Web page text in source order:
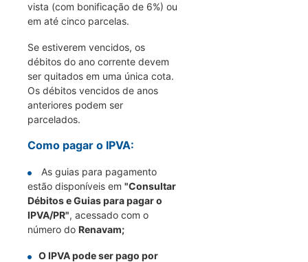
vista (com bonificação de 6%) ou
em até cinco parcelas.
Se estiverem vencidos, os
débitos do ano corrente devem
ser quitados em uma única cota.
Os débitos vencidos de anos
anteriores podem ser
parcelados.
Como pagar o IPVA:
As guias para pagamento
estão disponíveis em "Consultar
Débitos e Guias para pagar o
IPVA/PR", acessado com o
número do Renavam;
O IPVA pode ser pago por